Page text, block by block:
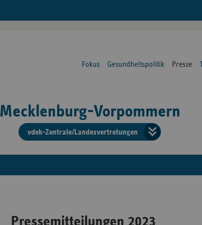
Fokus Gesundheitspolitik Presse
Mecklenburg-Vorpommern
vdek-Zentrale/Landesvertretungen
der
Pressemitteilungen 2023